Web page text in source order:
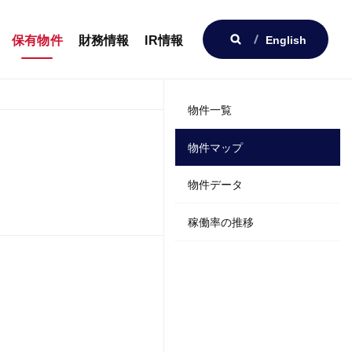
English
保有物件 財務情報 IR情報
物件一覧
物件マップ
物件データ
稼働率の推移